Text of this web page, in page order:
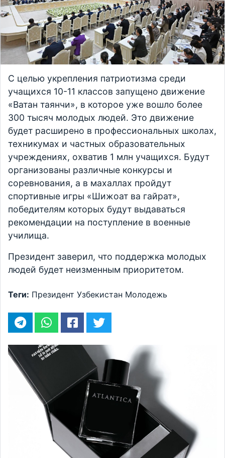
С целью укрепления патриотизма среди
учащихся 10-11 классов запущено движение
«Ватан таянчи», в которое уже вошло более
300 тысяч молодых людей. Это движение
будет расширено в профессиональных школах,
техникумах и частных образовательных
учреждениях, охватив 1 млн учащихся. Будут
организованы различные конкурсы и
соревнования, а в махаллах пройдут
спортивные игры «Шижоат ва гайрат»,
победителям которых будут выдаваться
рекомендации на поступление в военные
училища.
Президент заверил, что поддержка молодых
людей будет неизменным приоритетом.
Теги: Президент Узбекистан Молодежь